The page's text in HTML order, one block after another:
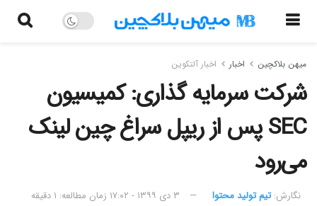
میهن بلاکچین اخبار اخبار آلتکوین
شرکت سرمایه گذاری: کمیسیون
SEC پس از ریپل سراغ چین لینک
می‌رود
نگارش:‌ تیم تولید محتوا ۳ دی ۱۳۹۹ - ۱۷:۰۲ زمان مطالعه: ۱ دقیقه